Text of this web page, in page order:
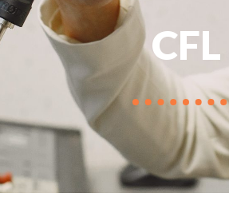
CFL